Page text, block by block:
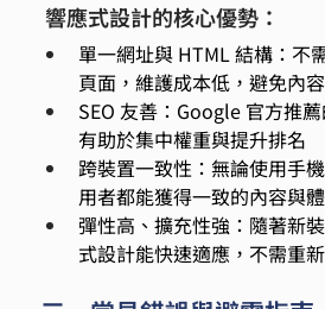
響應式設計的核心優勢：
單一網址與 HTML 結構：不
頁面，維護成本低，避免內
SEO 友善：Google 官方推
有助於集中權重與提升排名
跨裝置一致性：無論使用手
用者都能獲得一致的內容與
彈性高、擴充性強：隨著新
式設計能快速適應，不需重